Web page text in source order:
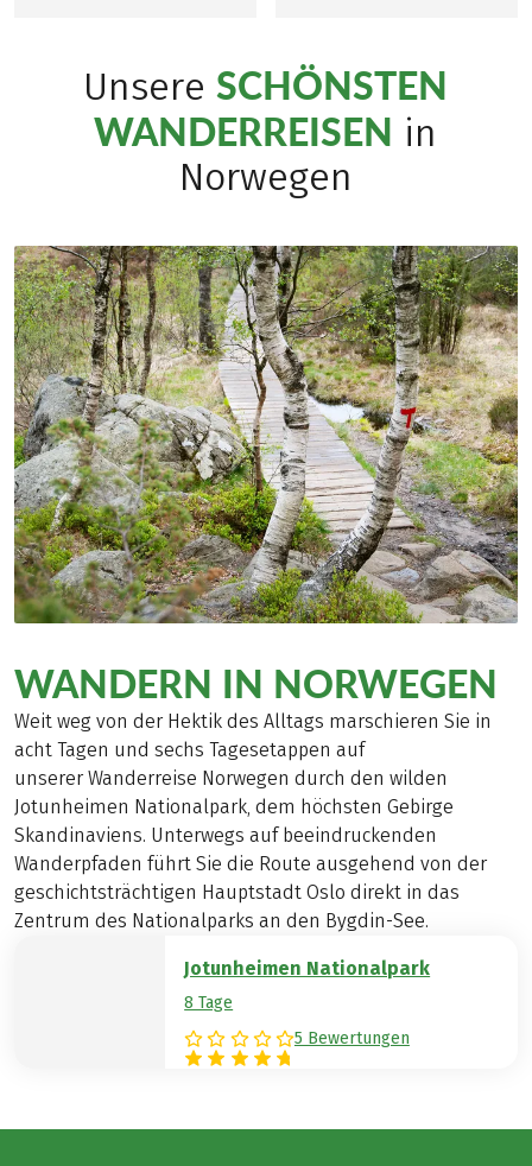
UnsereSCHÖNSTEN
WANDERREISEN in
Norwegen
WANDERN IN NORWEGEN
Weit weg von der Hektik des Alltags marschieren Sie in
acht Tagen und sechs Tagesetappen auf
unserer Wanderreise Norwegen durch den wilden
Jotunheimen Nationalpark, dem höchsten Gebirge
Skandinaviens. Unterwegs auf beeindruckenden
Wanderpfaden führt Sie die Route ausgehend von der
geschichtsträchtigen Hauptstadt Oslo direkt in das
Zentrum des Nationalparks an den Bygdin-See.
Jotunheimen Nationalpark
8 Tage
5 Bewertungen